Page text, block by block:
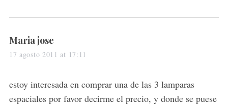
s
a
s
:
Maria jose
17 agosto 2011 at 17:11
estoy interesada en comprar una de las 3 lamparas
espaciales por favor decirme el precio, y donde se puese